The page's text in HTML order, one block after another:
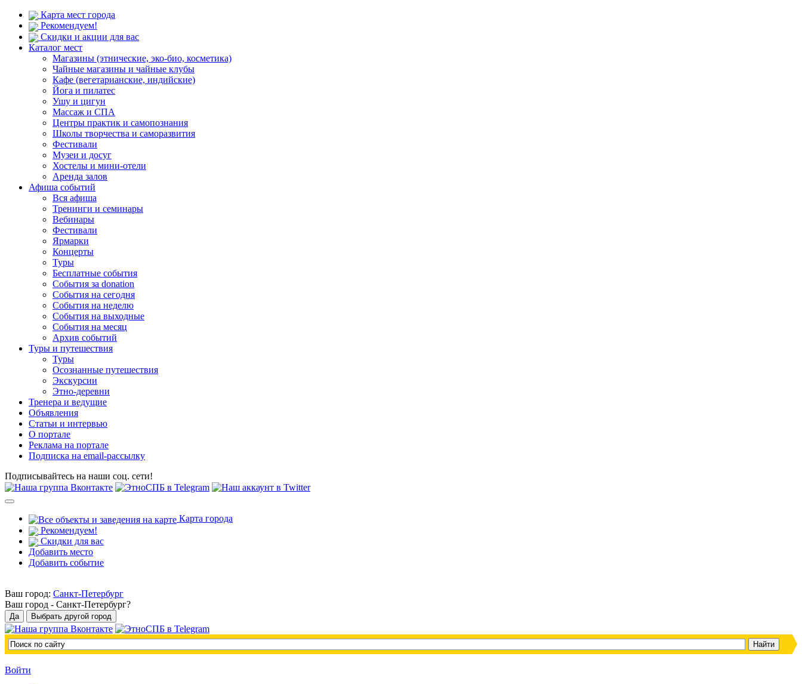
Карта мест города
Рекомендуем!
Скидки и акции для вас
Каталог мест
Магазины (этнические, эко-био, косметика)
Чайные магазины и чайные клубы
Кафе (вегетарианские, индийские)
Йога и пилатес
Ушу и цигун
Массаж и СПА
Центры практик и самопознания
Школы творчества и саморазвития
Фестивали
Музеи и досуг
Хостелы и мини-отели
Аренда залов
Афиша событий
Вся афиша
Тренинги и семинары
Вебинары
Фестивали
Ярмарки
Концерты
Туры
Бесплатные события
События за donation
События на сегодня
События на неделю
События на выходные
События на месяц
Архив событий
Туры и путешествия
Туры
Осознанные путешествия
Экскурсии
Этно-деревни
Тренера и ведущие
Объявления
Статьи и интервью
О портале
Реклама на портале
Подписка на email-рассылку
Подписывайтесь на наши соц. сети!
Карта города
Рекомендуем!
Скидки для вас
Добавить место
Добавить событие
Ваш город: Санкт-Петербург
Ваш город - Санкт-Петербург?
Войти